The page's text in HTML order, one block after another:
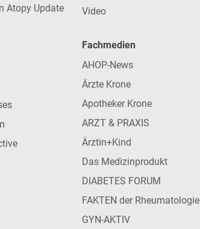
Atopy Update
Video
Fachmedien
AHOP-News
Ärzte Krone
Apotheker Krone
ARZT & PRAXIS
Ärztin+Kind
Das Medizinprodukt
DIABETES FORUM
FAKTEN der Rheumatologie
GYN-AKTIV